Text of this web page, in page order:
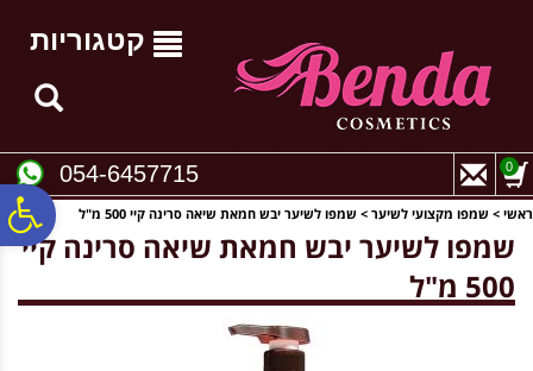
נגישות
קטגוריות
054-6457715 0
ראשי > שמפו מקצועי לשיער > שמפו לשיער יבש חמאת שיאה סרינה קיי 500 מ"ל
שמפו לשיער יבש חמאת שיאה סרינה קיי
500 מ"ל